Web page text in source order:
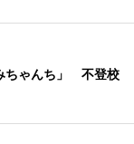
ちゃんち」 不登校